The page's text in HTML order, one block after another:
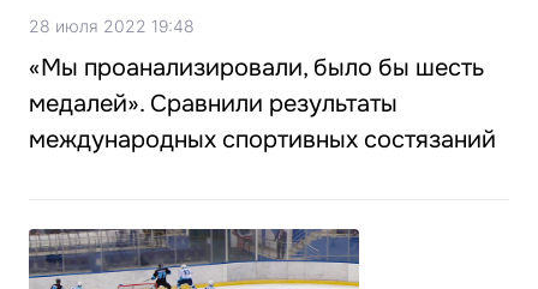
28 июля 2022 19:48
«Мы проанализировали, было бы шесть
медалей». Сравнили результаты
международных спортивных состязаний